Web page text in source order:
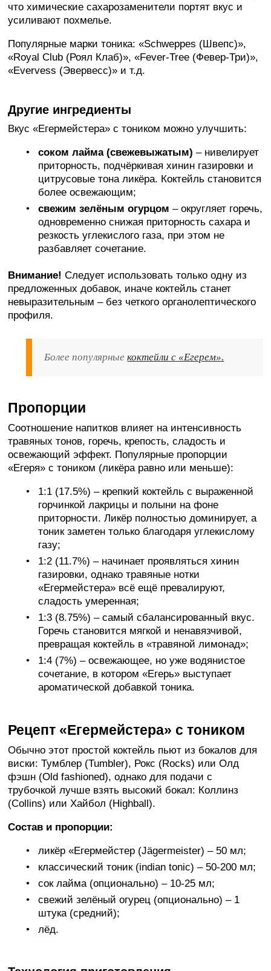
что химические сахарозаменители портят вкус и
усиливают похмелье.
Популярные марки тоника: «Schweppes (Швепс)»,
«Royal Club (Роял Клаб)», «Fever-Tree (Февер-Три)»,
«Evervess (Эвервесс)» и т.д.
Другие ингредиенты
Вкус «Егермейстера» с тоником можно улучшить:
соком лайма (свежевыжатым) – нивелирует
приторность, подчёркивая хинин газировки и
цитрусовые тона ликёра. Коктейль становится
более освежающим;
свежим зелёным огурцом – округляет горечь,
одновременно снижая приторность сахара и
резкость углекислого газа, при этом не
разбавляет сочетание.
Внимание!Следует использовать только одну из
предложенных добавок, иначе коктейль станет
невыразительным – без четкого органолептического
профиля.
Более популярныекоктейли с «Егерем».
Пропорции
Соотношение напитков влияет на интенсивность
травяных тонов, горечь, крепость, сладость и
освежающий эффект. Популярные пропорции
«Егеря» с тоником (ликёра равно или меньше):
1:1 (17.5%) – крепкий коктейль с выраженной
горчинкой лакрицы и полыни на фоне
приторности. Ликёр полностью доминирует, а
тоник заметен только благодаря углекислому
газу;
1:2 (11.7%) – начинает проявляться хинин
газировки, однако травяные нотки
«Егермейстера» всё ещё превалируют,
сладость умеренная;
1:3 (8.75%) – самый сбалансированный вкус.
Горечь становится мягкой и ненавязчивой,
превращая коктейль в «травяной лимонад»;
1:4 (7%) – освежающее, но уже водянистое
сочетание, в котором «Егерь» выступает
ароматической добавкой тоника.
Рецепт «Егермейстера» с тоником
Обычно этот простой коктейль пьют из бокалов для
виски: Тумблер (Tumbler), Рокс (Rocks) или Олд
фэшн (Old fashioned), однако для подачи с
трубочкой лучше взять высокий бокал: Коллинз
(Collins) или Хайбол (Highball).
Состав и пропорции:
ликёр «Егермейстер (Jägermeister) – 50 мл;
классический тоник (indian tonic) – 50-200 мл;
сок лайма (опционально) – 10-25 мл;
свежий зелёный огурец (опционально) – 1
штука (средний);
лёд.